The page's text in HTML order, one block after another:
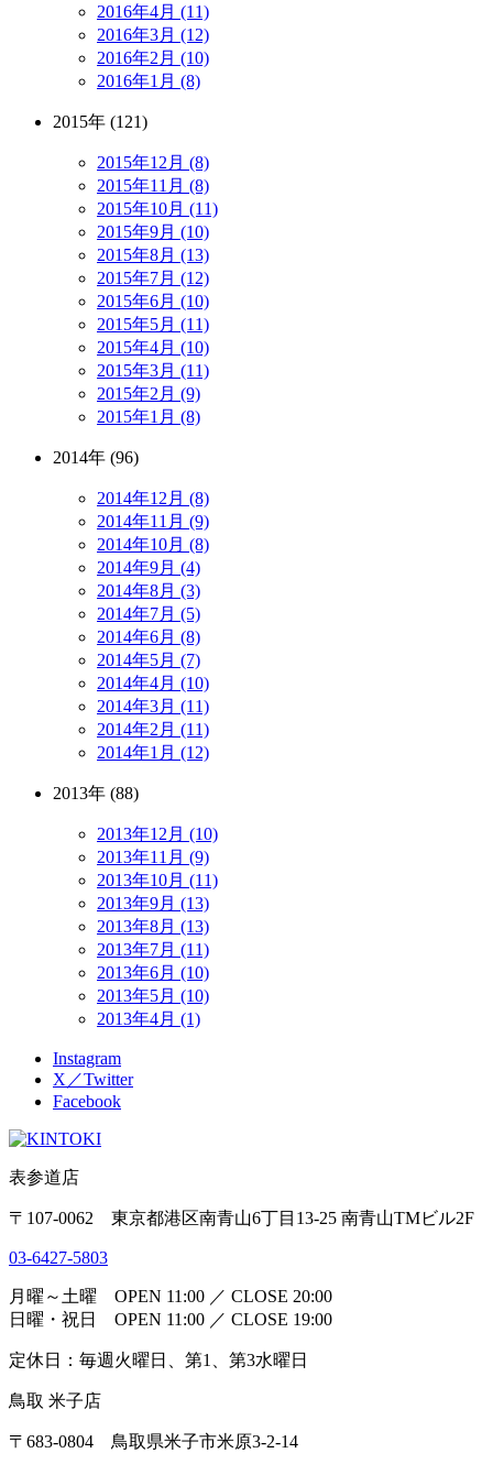
2016年4月 (11)
2016年3月 (12)
2016年2月 (10)
2016年1月 (8)
2015年 (121)
2015年12月 (8)
2015年11月 (8)
2015年10月 (11)
2015年9月 (10)
2015年8月 (13)
2015年7月 (12)
2015年6月 (10)
2015年5月 (11)
2015年4月 (10)
2015年3月 (11)
2015年2月 (9)
2015年1月 (8)
2014年 (96)
2014年12月 (8)
2014年11月 (9)
2014年10月 (8)
2014年9月 (4)
2014年8月 (3)
2014年7月 (5)
2014年6月 (8)
2014年5月 (7)
2014年4月 (10)
2014年3月 (11)
2014年2月 (11)
2014年1月 (12)
2013年 (88)
2013年12月 (10)
2013年11月 (9)
2013年10月 (11)
2013年9月 (13)
2013年8月 (13)
2013年7月 (11)
2013年6月 (10)
2013年5月 (10)
2013年4月 (1)
Instagram
X／Twitter
Facebook
表参道店
〒107-0062 東京都港区南青山6丁目13-25 南青山TMビル2F
03-6427-5803
月曜～土曜 OPEN 11:00 ／ CLOSE 20:00
日曜・祝日 OPEN 11:00 ／ CLOSE 19:00
定休日：毎週火曜日、第1、第3水曜日
鳥取 米子店
〒683-0804 鳥取県米子市米原3-2-14